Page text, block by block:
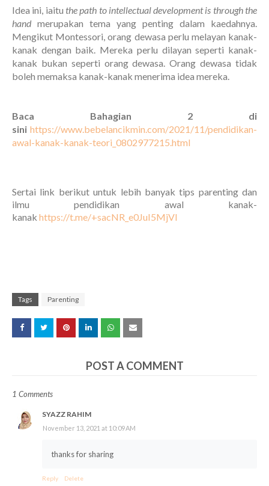
Idea ini, iaitu the path to intellectual development is through the
hand merupakan tema yang penting dalam kaedahnya.
Mengikut Montessori, orang dewasa perlu melayan kanak-
kanak dengan baik. Mereka perlu dilayan seperti kanak-
kanak bukan seperti orang dewasa. Orang dewasa tidak
boleh memaksa kanak-kanak menerima idea mereka.
Baca Bahagian 2 di
sini https://www.bebelancikmin.com/2021/11/pendidikan-
awal-kanak-kanak-teori_0802977215.html
Sertai link berikut untuk lebih banyak tips parenting dan
ilmu pendidikan awal kanak-
kanak https://t.me/+sacNR_e0JuI5MjVl
Tags Parenting
POST A COMMENT
1 Comments
SYAZZ RAHIM
November 13, 2021 at 10:09 AM
thanks for sharing
Reply Delete